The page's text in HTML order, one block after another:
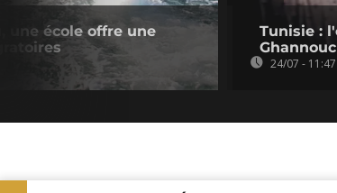
une école offre une
Tunisie :
24/07 - 11:47